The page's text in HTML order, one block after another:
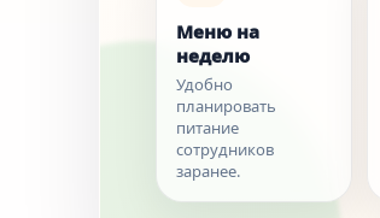
Меню на
неделю
Удобно
планировать
питание
сотрудников
заранее.